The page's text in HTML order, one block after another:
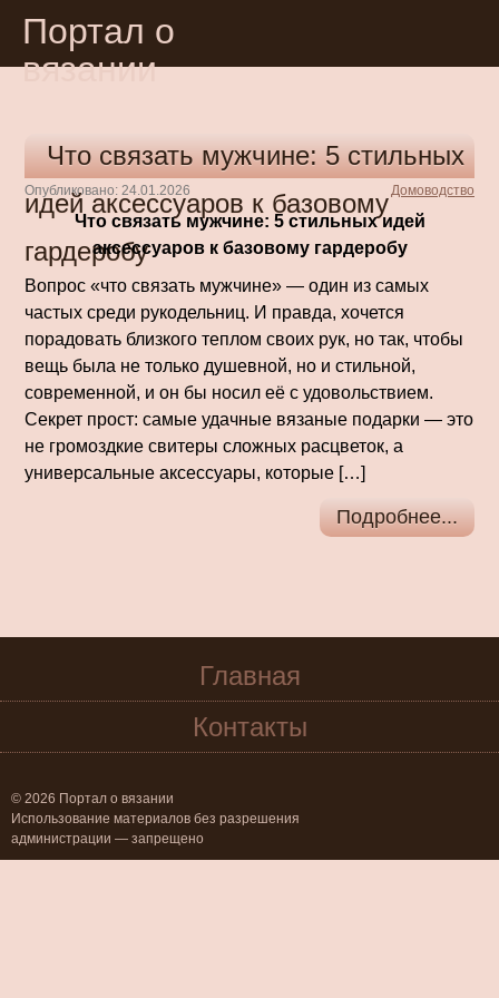
Портал о
вязании
Что связать мужчине: 5 стильных
идей аксессуаров к базовому
гардеробу
Опубликовано: 24.01.2026 Домоводство
Что связать мужчине: 5 стильных идей
аксессуаров к базовому гардеробу
Вопрос «что связать мужчине» — один из самых
частых среди рукодельниц. И правда, хочется
порадовать близкого теплом своих рук, но так, чтобы
вещь была не только душевной, но и стильной,
современной, и он бы носил её с удовольствием.
Секрет прост: самые удачные вязаные подарки — это
не громоздкие свитеры сложных расцветок, а
универсальные аксессуары, которые […]
Подробнее...
Главная
Контакты
© 2026 Портал о вязании
Использование материалов без разрешения
администрации — запрещено